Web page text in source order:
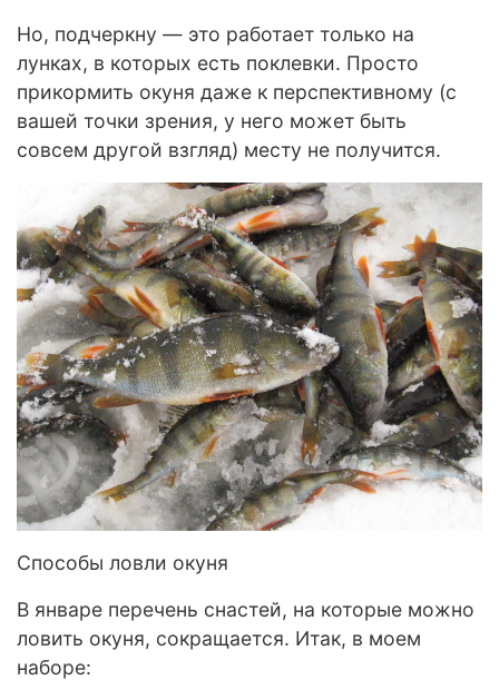
Но, подчеркну — это работает только на
лунках, в которых есть поклевки. Просто
прикормить окуня даже к перспективному (с
вашей точки зрения, у него может быть
совсем другой взгляд) месту не получится.
Способы ловли окуня
В январе перечень снастей, на которые можно
ловить окуня, сокращается. Итак, в моем
наборе: